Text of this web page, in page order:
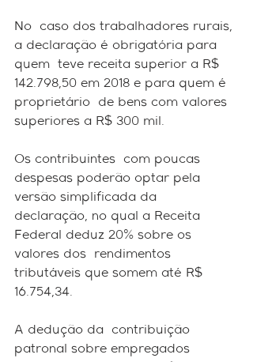
No  caso dos trabalhadores rurais,
a declaração é obrigatória para
quem  teve receita superior a R$
142.798,50 em 2018 e para quem é
proprietário  de bens com valores
superiores a R$ 300 mil.
Os contribuintes  com poucas
despesas poderão optar pela
versão simplificada da
declaração, no qual a Receita
Federal deduz 20% sobre os
valores dos  rendimentos
tributáveis que somem até R$
16.754,34.
A dedução da  contribuição
patronal sobre empregados